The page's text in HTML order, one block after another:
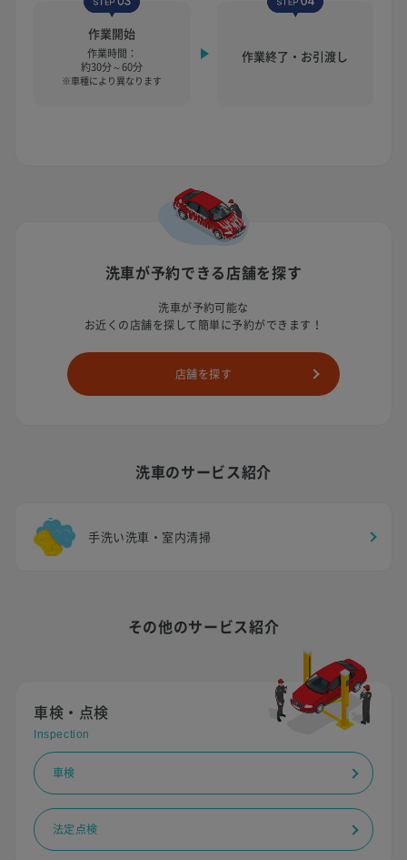
作業開始
作業時間：
約30分～60分
※車種により異なります
作業終了・お引渡し
洗車が予約できる店舗を探す
洗車が予約可能な
お近くの店舗を探して簡単に予約ができます！
店舗を探す
洗車のサービス紹介
手洗い洗車・室内清掃
その他のサービス紹介
車検・点検
Inspection
車検
法定点検